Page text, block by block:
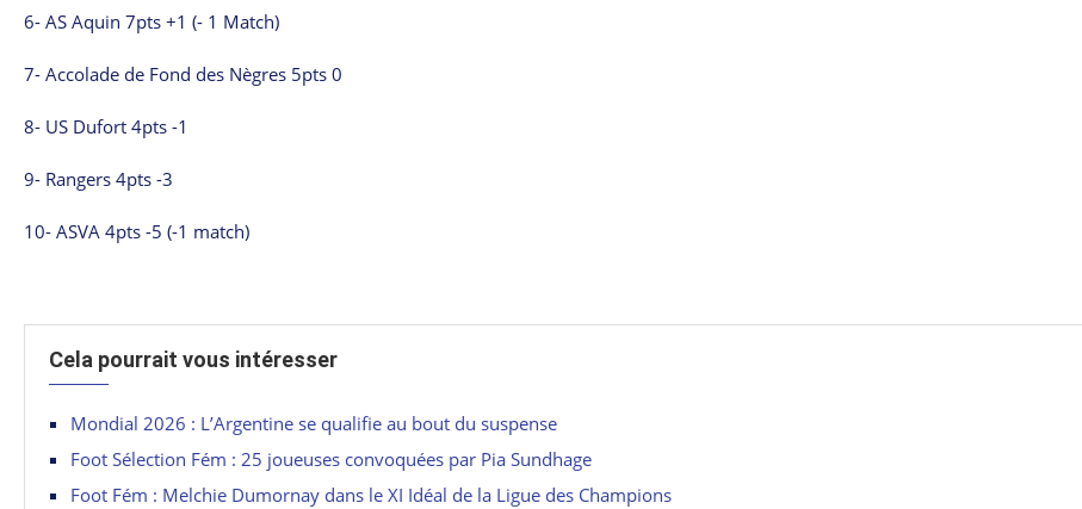
6- AS Aquin 7pts +1 (- 1 Match)
7- Accolade de Fond des Nègres 5pts 0
8- US Dufort 4pts -1
9- Rangers 4pts -3
10- ASVA 4pts -5 (-1 match)
Cela pourrait vous intéresser
Mondial 2026 : L’Argentine se qualifie au bout du suspense
Foot Sélection Fém : 25 joueuses convoquées par Pia Sundhage
Foot Fém : Melchie Dumornay dans le XI Idéal de la Ligue des Champions